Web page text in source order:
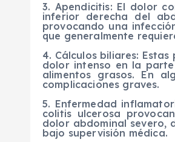
3. Apendicitis: El dolor
inferior derecha del
provocando una
que generalmente
4. Cálculos biliares:
dolor intenso en la
alimentos grasos. En
complicaciones graves.
5. Enfermedad
colitis ulcerosa
dolor abdominal severo,
bajo supervisión médica.